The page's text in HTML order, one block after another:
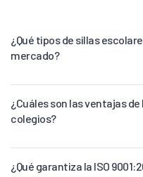
¿Qué tipos de sillas
mercado?
¿Cuáles son las ventajas
colegios?
¿Qué garantiza la ISO